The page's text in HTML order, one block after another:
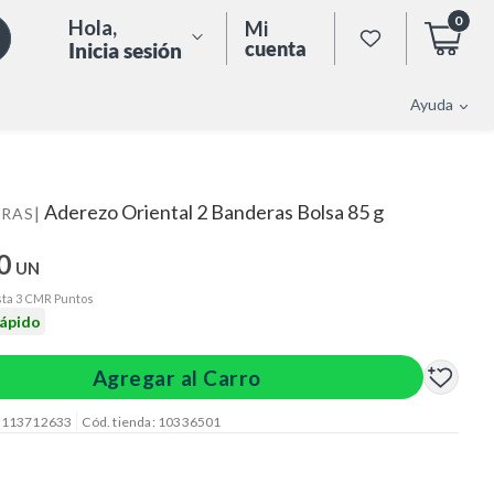
Hola,
Inicia sesión
Mi
cuenta
0
Ayuda
| Aderezo Oriental 2 Banderas Bolsa 85 g
UN
3 CMR Puntos
Agregar al Carro
Cód. tienda: 10336501